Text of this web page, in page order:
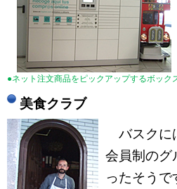
●ネット注文商品をピックアップするボック
美食クラブ
バスクに
会員制のグ
ったそう